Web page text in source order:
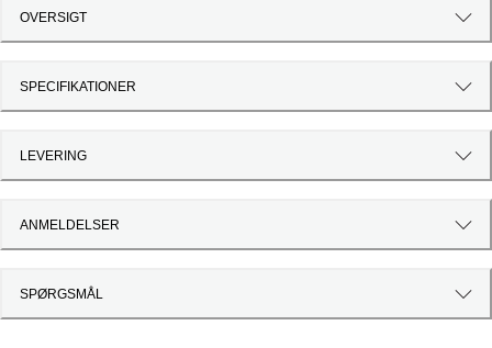
OVERSIGT
SPECIFIKATIONER
LEVERING
ANMELDELSER
SPØRGSMÅL